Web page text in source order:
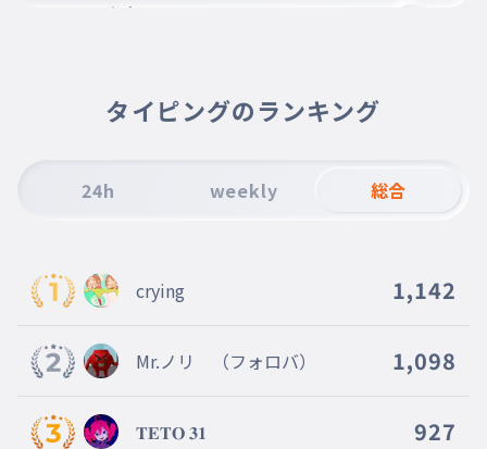
堂安
ueda
三笘
タイピングのランキング
24h weekly 総合
crying 1,142
Mr.ノリ （フォロバ） 1,098
𝐓𝐄𝐓𝐎 𝟑𝟏 927